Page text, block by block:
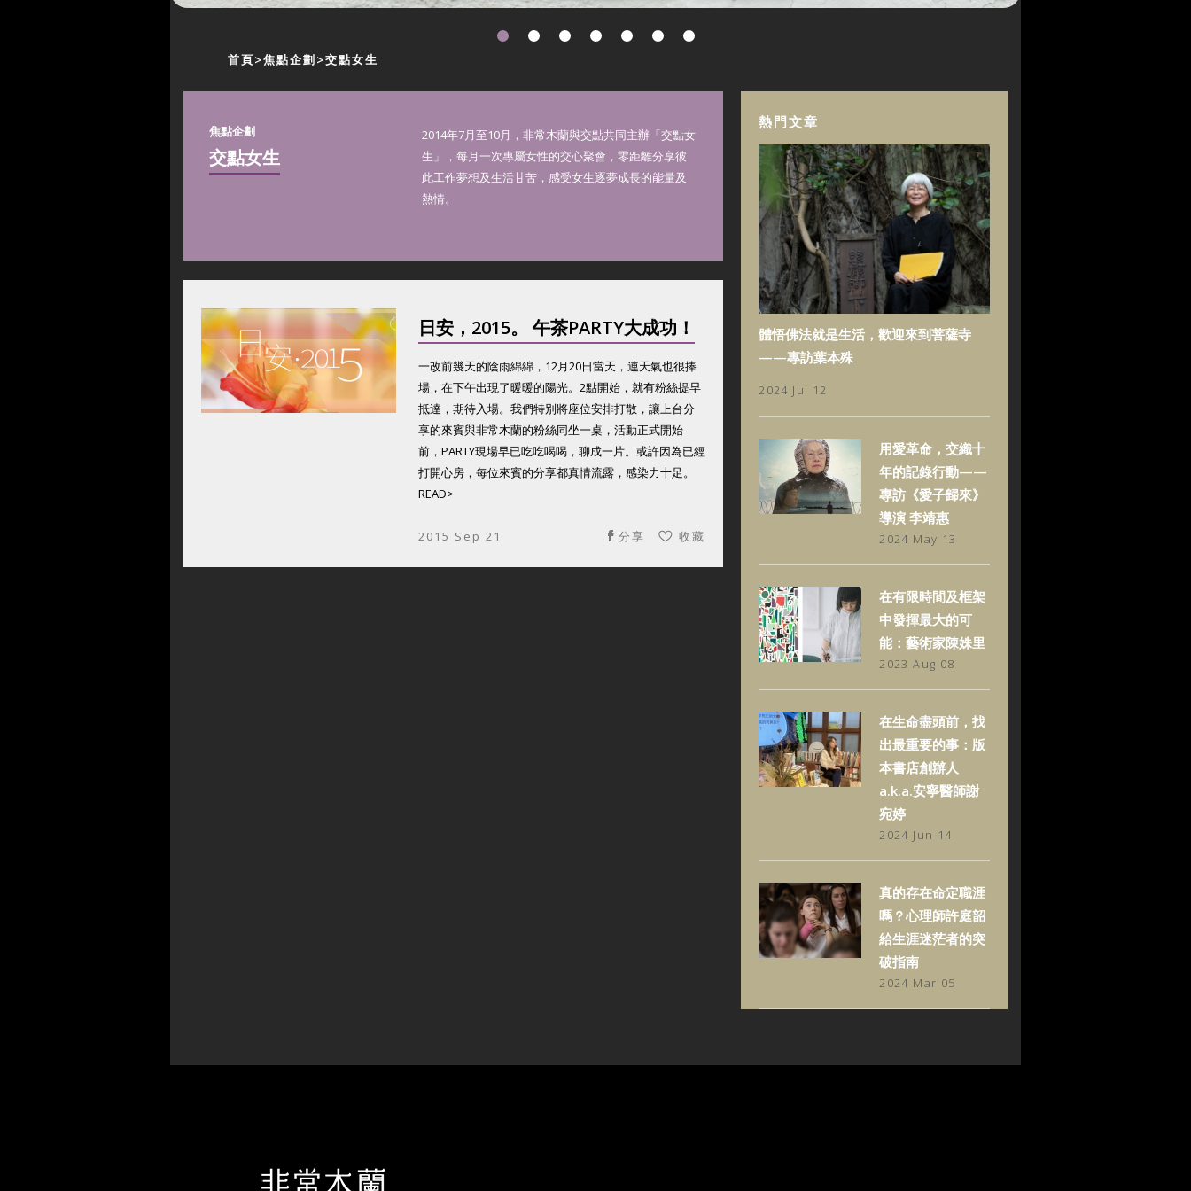
首頁 焦點企劃 交點女生
焦點企劃
交點女生
2014年7月至10月，非常木蘭與交點共同主辦「交點女
生」，每月一次專屬女性的交心聚會，零距離分享彼
此工作夢想及生活甘苦，感受女生逐夢成長的能量及
熱情。
日安，2015。 午茶PARTY大成功！
一改前幾天的陰雨綿綿，12月20日當天，連天氣也很捧
場，在下午出現了暖暖的陽光。2點開始，就有粉絲提早
抵達，期待入場。我們特別將座位安排打散，讓上台分
享的來賓與非常木蘭的粉絲同坐一桌，活動正式開始
前，PARTY現場早已吃吃喝喝，聊成一片。或許因為已經
打開心房，每位來賓的分享都真情流露，感染力十足。
READ>
2015 Sep 21 收藏
分享
熱門文章
體悟佛法就是生活，歡迎來到菩薩寺
——專訪葉本殊
2024 Jul 12
用愛革命，交織十
年的記錄行動——
專訪《愛子歸來》
導演 李靖惠
2024 May 13
在有限時間及框架
中發揮最大的可
能：藝術家陳姝里
2023 Aug 08
在生命盡頭前，找
出最重要的事：版
本書店創辦人
a.k.a.安寧醫師謝
宛婷
2024 Jun 14
真的存在命定職涯
嗎？心理師許庭韶
給生涯迷茫者的突
破指南
2024 Mar 05